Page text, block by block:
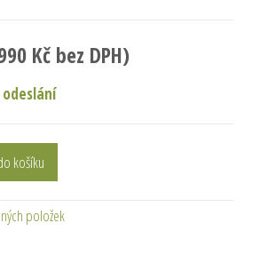
Kč bez DPH)
košíku
položek